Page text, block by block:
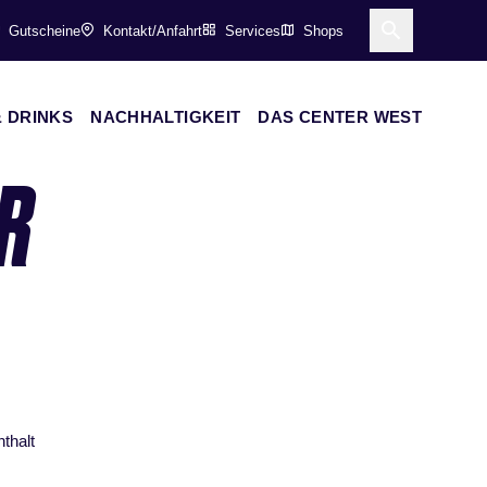
Gutscheine Kontakt/Anfahrt Services Shops
DRINKS NACHHALTIGKEIT DAS CENTER WEST